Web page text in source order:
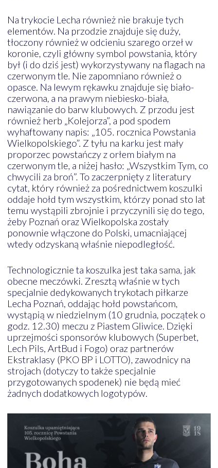
Na trykocie Lecha również nie brakuje tych
elementów. Na przodzie znajduje się duży,
tłoczony również w odcieniu szarego orzeł w
koronie, czyli główny symbol powstania, który
był (i do dziś jest) wykorzystywany na flagach na
czerwonym tle. Nie zapomniano również o
opasce. Na lewym rękawku znajduje się biało-
czerwona, a na prawym niebiesko-biała,
nawiązanie do barw klubowych. Z przodu jest
również herb „Kolejorza”, a pod spodem
wyhaftowany napis: „105. rocznica Powstania
Wielkopolskiego”. Z tyłu na karku jest mały
proporzec powstańczy z orłem białym na
czerwonym tle, a niżej hasło: „Wszystkim Tym, co
chwycili za broń”. To zaczerpnięty z literatury
cytat, który również za pośrednictwem koszulki
oddaje hołd tym wszystkim, którzy ponad sto lat
temu wystąpili zbrojnie i przyczynili się do tego,
żeby Poznań oraz Wielkopolska zostały
ponownie włączone do Polski, umacniającej
wtedy odzyskaną właśnie niepodległość.
Technologicznie ta koszulka jest taka sama, jak
obecne meczówki. Zresztą właśnie w tych
specjalnie dedykowanych trykotach piłkarze
Lecha Poznań, oddając hołd powstańcom,
wystąpią w niedzielnym (10 grudnia, początek o
godz. 12.30) meczu z Piastem Gliwice. Dzięki
uprzejmości sponsorów klubowych (Superbet,
Lech Pils, ArtBud i Fogo) oraz partnerów
Ekstraklasy (PKO BP i LOTTO), zawodnicy na
strojach (dotyczy to także specjalnie
przygotowanych spodenek) nie będą mieć
żadnych dodatkowych logotypów.